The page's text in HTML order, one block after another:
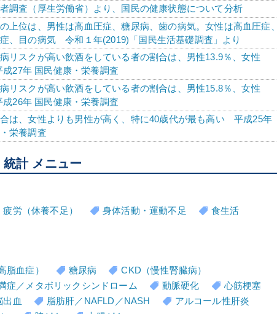
調査（厚生労働省）より、国民の健康状態について分析
上位は、男性は高血圧症、糖尿病、歯の病気。女性は高血圧症、
、目の病気 令和１年(2019)「国民生活基礎調査」より
リスクが高い飲酒をしている者の割合は、男性13.9％、女性
27年 国民健康・栄養調査
リスクが高い飲酒をしている者の割合は、男性15.8％、女性
26年 国民健康・栄養調査
は、女性よりも男性が高く、特に40歳代が最も高い 平成25年
栄養調査
計 メニュー
疲労（休養不足） 身体活動・運動不足
食生活
脂血症） 糖尿病
CKD（慢性腎臓病）
症／メタボリックシンドローム 動脈硬化
心筋梗塞
出血 脂肪肝／NAFLD／NASH
アルコール性肝炎